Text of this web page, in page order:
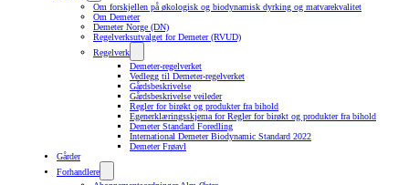
Om forskjellen på økologisk og biodynamisk dyrking og matvarekvalitet
Om Demeter
Demeter Norge (DN)
Regelverksutvalget for Demeter (RVUD)
Regelverk
Demeter-regelverket
Vedlegg til Demeter-regelverket
Gårdsbeskrivelse
Gårdsbeskrivelse veileder
Regler for birøkt og produkter fra bihold
Egenerklæringsskjema for Regler for birøkt og produkter fra bihold
Demeter Standard Foredling
International Demeter Biodynamic Standard 2022
Demeter Frøavl
Gårder
Forhandlere